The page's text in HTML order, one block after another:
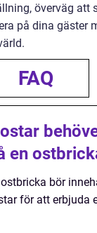
överväg att
på dina gäster
FAQ
en
bör
för att erbjuda